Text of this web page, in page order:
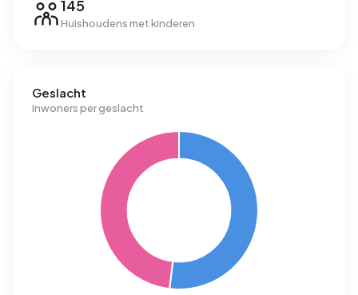
145
Huishoudens met kinderen
Geslacht
Inwoners per geslacht